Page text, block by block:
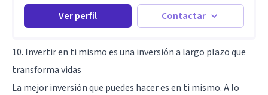
Ver perfil Contactar
10. Invertir en ti mismo es una inversión a largo plazo que
transforma vidas
La mejor inversión que puedes hacer es en ti mismo. A lo